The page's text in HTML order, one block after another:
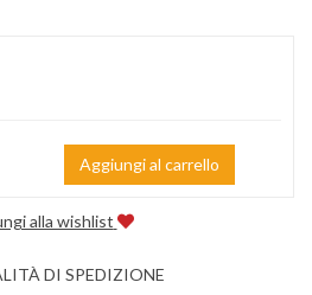
Aggiungi al carrello
alla wishlist
DI SPEDIZIONE